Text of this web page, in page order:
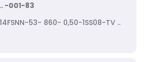
-001-83
53- 860- 0,50-1SS08-TV ..